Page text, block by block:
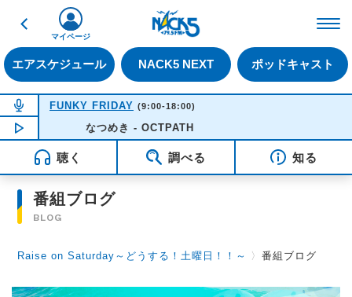
戻る
エアスケジュール NACK5 NEXT ポッドキャスト
マイページ
NOW ON AIR
FUNKY FRIDAY (9:00-18:00)
NOW PLAYING 09:55
なつめき - OCTPATH
聴く 調べる 知る
番組ブログ
BLOG
Raise on Saturday～どうする！土曜日！！～ 〉番組ブログ